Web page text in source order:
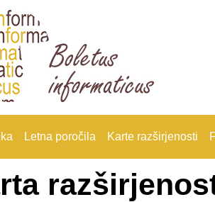
Letna poročila Karte razširjenosti